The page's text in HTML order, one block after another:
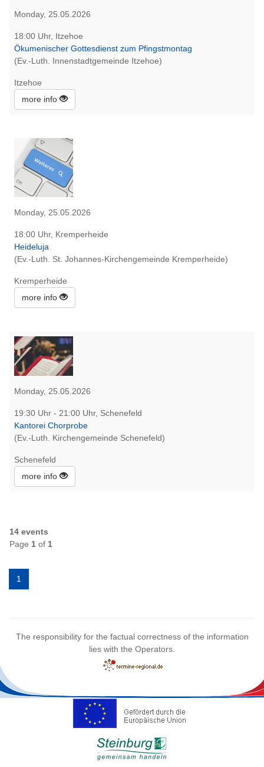
Monday, 25.05.2026
18:00 Uhr, Itzehoe
Ökumenischer Gottesdienst zum Pfingstmontag
(Ev.-Luth. Innenstadtgemeinde Itzehoe)
Itzehoe
more info
Monday, 25.05.2026
18:00 Uhr, Kremperheide
Heideluja
(Ev.-Luth. St. Johannes-Kirchengemeinde Kremperheide)
Kremperheide
more info
Monday, 25.05.2026
19:30 Uhr - 21:00 Uhr, Schenefeld
Kantorei Chorprobe
(Ev.-Luth. Kirchengemeinde Schenefeld)
Schenefeld
more info
14 events
Page 1 of 1
1
The responsibility for the factual correctness of the information
lies with the Operators.